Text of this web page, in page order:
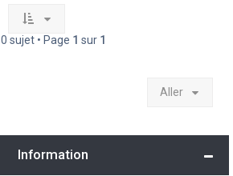
0 sujet • Page 1 sur 1
Aller
Information